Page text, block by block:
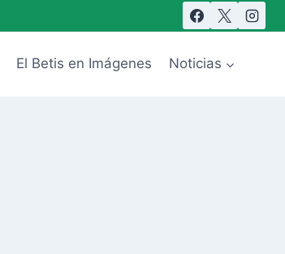
El Betis en Imágenes Noticias